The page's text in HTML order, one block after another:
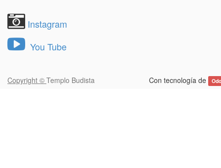
Instagram
You Tube
Con tecnología de
Copyright © Templo Budista